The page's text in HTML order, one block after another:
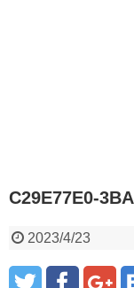
C29E77E0-
2023/4/23